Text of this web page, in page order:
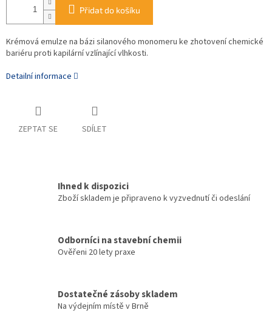
Přidat do košíku
Krémová emulze na bázi silanového monomeru ke zhotovení chemické
bariéru proti kapilární vzlínající vlhkosti.
Detailní informace
ZEPTAT SE SDÍLET
Ihned k dispozici
Zboží skladem je připraveno k vyzvednutí či odeslání
Odborníci na stavební chemii
Ověřeni 20 lety praxe
Dostatečné zásoby skladem
Na výdejním místě v Brně